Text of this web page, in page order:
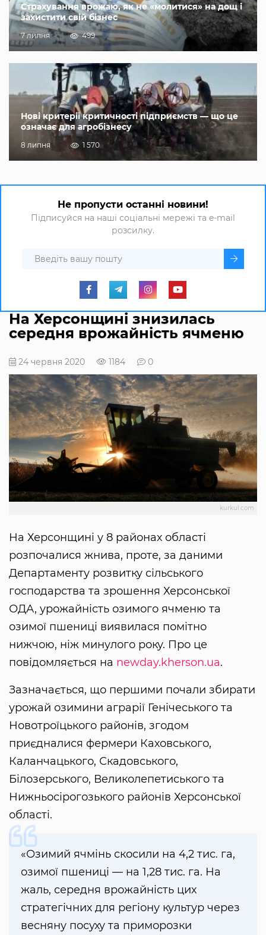
Страхування врожаю, як не «молитися» на дощ і
захистити свій бізнес
7 липня 499
Нові критерії критичності підприємств — що це
означає для агробізнесу
8 липня 1 570
Не пропусти останні новини!
Підписуйся на наші соціальні мережі та e-mail
розсилку.
На Херсонщині знизилась
середня врожайність ячменю
24 червня 2020 1184 0
kurkul.com
На Херсонщині у 8 районах області
розпочалися жнива, проте, за даними
Департаменту розвитку сільського
господарства та зрошення Херсонської
ОДА, урожайність озимого ячменю та
озимої пшениці виявилася помітно
нижчою, ніж минулого року. Про це
повідомляється на newday.kherson.ua.
Зазначається, що першими почали збирати
урожай озимини аграрії Генічеського та
Новотроїцького районів, згодом
приєдналися фермери Каховського,
Каланчацького, Скадовського,
Білозерського, Великолепетиського та
Нижньосірогозького районів Херсонської
області.
«Озимий ячмінь скосили на 4,2 тис. га,
озимої пшениці — на 1,28 тис. га. На
жаль, середня врожайність цих
стратегічних для регіону культур через
весняну посуху та приморозки